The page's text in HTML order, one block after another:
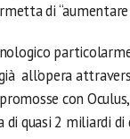
di
all’opera
con Oculus,
di quasi 2 miliardi di